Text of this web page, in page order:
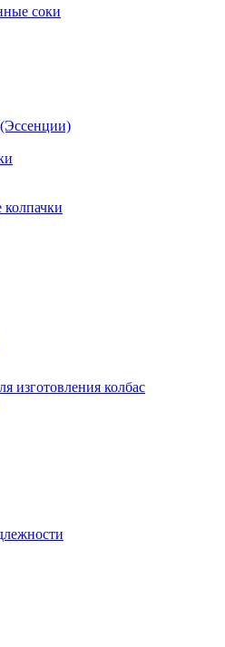
соки
колпачки
изготовления колбас